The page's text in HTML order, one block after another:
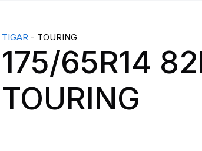
TIGAR - TOURING
175/65R14
TOURING